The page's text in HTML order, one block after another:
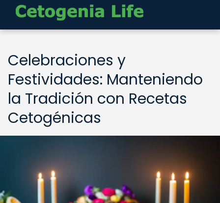
Celebraciones y
Festividades: Manteniendo
la Tradición con Recetas
Cetogénicas